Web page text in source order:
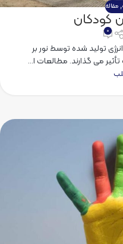
, مقاله
کودکان
۰
تولید شده توسط نور بر
می گذارند. مطالعات ا...